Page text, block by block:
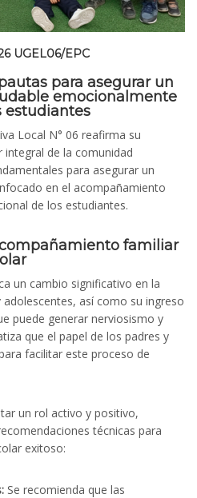
UGEL06/EPC
para asegurar un
emocionalmente
estudiantes
Local N° 06 reafirma su
de la comunidad
para asegurar un
en el acompañamiento
de los estudiantes.
familiar
un cambio significativo en la
así como su ingreso
puede generar nerviosismo y
que el papel de los padres y
facilitar este proceso de
un rol activo y positivo,
técnicas para
exitoso:
Se recomienda que las